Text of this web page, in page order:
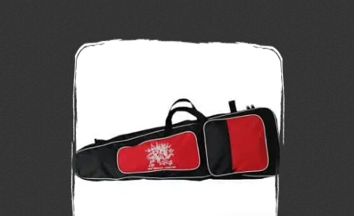
useampi
muunnelma.
tehdä
valinnat
tuotteen
sivulla.